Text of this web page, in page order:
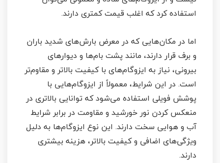
استفاده کرد که اغلب قیمت کمتری دارند.
اما در مکان‌هایی که در معرض بارش‌های شدید باران
و برف قرار دارند، مانند پشت بام‌ها و دیوارهای
بیرونی، نیاز به ایزوگام‌های با کیفیت بالاتر و مقاوم‌تر
است. در این شرایط، معمولاً از ایزوگام‌هایی با
پوشش فویلی استفاده می‌شود که توانایی بالاتری در
منعکس کردن نور خورشید و مقاومت در برابر شرایط
آب و هوایی سخت دارند. این نوع ایزوگام‌ها به دلیل
ویژگی‌های اضافی و کیفیت بالاتر، هزینه بیشتری
دارند.